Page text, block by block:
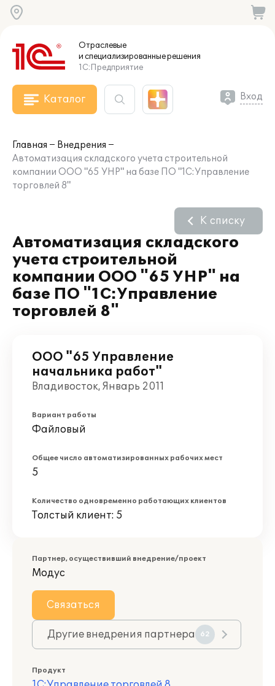
Отраслевые
и специализированныерешения
1С:Предприятие
Каталог Вход
Главная
Внедрения
Автоматизация складского учета строительной
компании ООО "65 УНР" на базе ПО "1С:Управление
торговлей 8"
Автоматизация складского
учета строительной
компании ООО "65 УНР" на
базе ПО "1С:Управление
торговлей 8"
К списку
ООО "65 Управление
начальника работ"
Владивосток, Январь 2011
Вариант работы
Файловый
Общее число автоматизированных рабочих мест
5
Количество одновременно работающих клиентов
Толстый клиент: 5
Партнер, осуществивший внедрение/проект
Модус
Связаться
Другие внедрения партнера 62
Продукт